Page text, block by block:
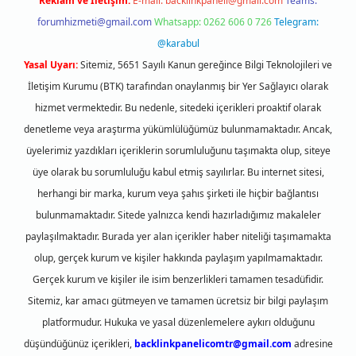
forumhizmeti@gmail.comWhatsapp: 0262 606 0 726Telegram:
@karabul
Yasal Uyarı:Sitemiz, 5651 Sayılı Kanun gereğince Bilgi Teknolojileri ve
İletişim Kurumu (BTK) tarafından onaylanmış bir Yer Sağlayıcı olarak
hizmet vermektedir. Bu nedenle, sitedeki içerikleri proaktif olarak
denetleme veya araştırma yükümlülüğümüz bulunmamaktadır. Ancak,
üyelerimiz yazdıkları içeriklerin sorumluluğunu taşımakta olup, siteye
üye olarak bu sorumluluğu kabul etmiş sayılırlar. Bu internet sitesi,
herhangi bir marka, kurum veya şahıs şirketi ile hiçbir bağlantısı
bulunmamaktadır. Sitede yalnızca kendi hazırladığımız makaleler
paylaşılmaktadır. Burada yer alan içerikler haber niteliği taşımamakta
olup, gerçek kurum ve kişiler hakkında paylaşım yapılmamaktadır.
Gerçek kurum ve kişiler ile isim benzerlikleri tamamen tesadüfidir.
Sitemiz, kar amacı gütmeyen ve tamamen ücretsiz bir bilgi paylaşım
platformudur. Hukuka ve yasal düzenlemelere aykırı olduğunu
düşündüğünüz içerikleri, backlinkpanelicomtr@gmail.com adresine